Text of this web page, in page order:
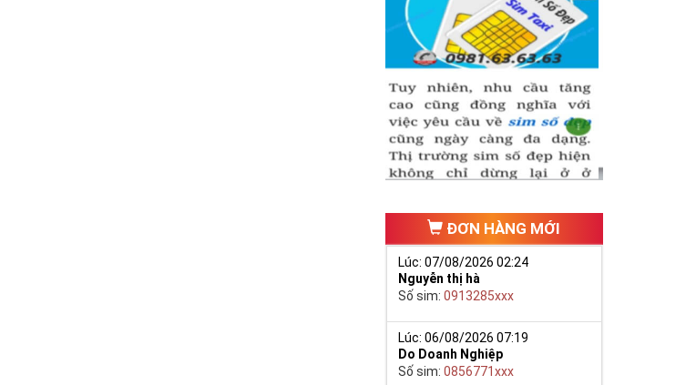
ĐƠN HÀNG MỚI
Lúc: 07/08/2026 02:24
Nguyễn thị hà
Số sim:0913285xxx
Lúc: 06/08/2026 07:19
Do Doanh Nghiệp
Số sim:0856771xxx